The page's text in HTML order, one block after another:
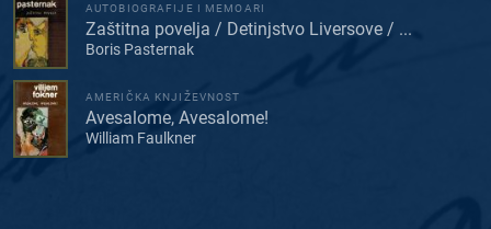
AUTOBIOGRAFIJE I MEMOARI
Zaštitna povelja / Detinjstvo Liversove / ...
Boris Pasternak
AMERIČKA KNJIŽEVNOST
Avesalome, Avesalome!
William Faulkner